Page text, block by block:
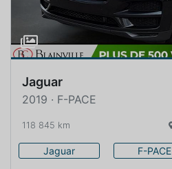
Jaguar
2019 · F-PACE
118 845 km
Jaguar F-PACE